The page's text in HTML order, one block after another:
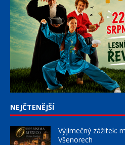
NEJČTENĚJŠÍ
Výjimečný zážitek:
Všenorech